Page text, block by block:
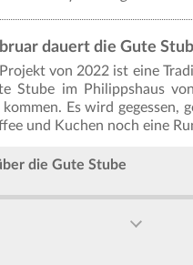
dauert die Gute
von 2022 ist eine
Stube im Philippshaus
Es wird gegessen,
und Kuchen noch eine
die Gute Stube